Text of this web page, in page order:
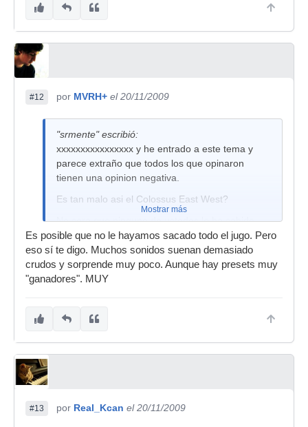
#12 por MVRH+ el 20/11/2009
"srmente" escribió:
xxxxxxxxxxxxxxxx y he entrado a este tema y
parece extraño que todos los que opinaron
tienen una opinion negativa.
Es tan malo asi el Colossus East West?
No sera que ninguno de ustedes lo ha sabido
utilizar y recorren a la critica negativa debido al
fracaso con este vsti?
solo por decir...
Mostrar más
Es posible que no le hayamos sacado todo el jugo. Pero
eso sí te digo. Muchos sonidos suenan demasiado
crudos y sorprende muy poco. Aunque hay presets muy
"ganadores". MUY
#13 por Real_Kcan el 20/11/2009